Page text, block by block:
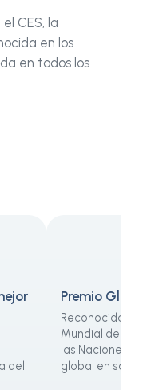
CES, la
en los
en todos los
del
Premio
Reconocida
Mundial de la
las Naciones
global en